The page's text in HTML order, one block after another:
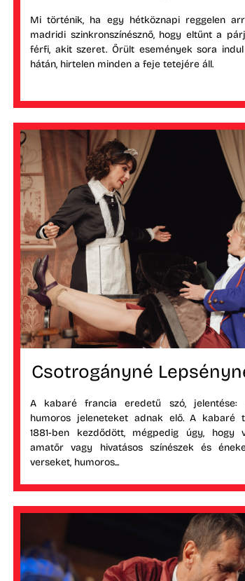
Mi történik, ha egy hétköznapi reggelen
madridi szinkronszínésznő, hogy eltűnt a
férfi, akit szeret. Őrült események sora
hátán, hirtelen minden a feje tetejére áll.
Csotrogányné
A kabaré francia eredetű szó, jelentése:
humoros jeleneteket adnak elő. A kabaré
1881-ben kezdődött, mégpedig úgy, hogy
amatőr vagy hivatásos színészek és
verseket, humoros...